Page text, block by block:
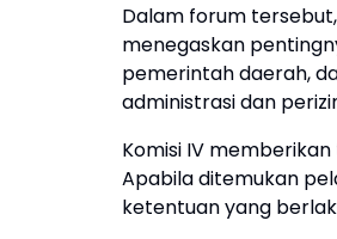
Dalam forum
menegaskan
pemerintah daerah,
administrasi dan
Komisi IV
Apabila ditemukan
ketentuan yang